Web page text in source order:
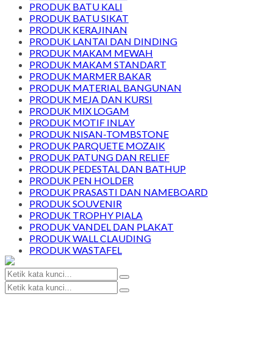
PRODUK BATU KALI
PRODUK BATU SIKAT
PRODUK KERAJINAN
PRODUK LANTAI DAN DINDING
PRODUK MAKAM MEWAH
PRODUK MAKAM STANDART
PRODUK MARMER BAKAR
PRODUK MATERIAL BANGUNAN
PRODUK MEJA DAN KURSI
PRODUK MIX LOGAM
PRODUK MOTIF INLAY
PRODUK NISAN-TOMBSTONE
PRODUK PARQUETE MOZAIK
PRODUK PATUNG DAN RELIEF
PRODUK PEDESTAL DAN BATHUP
PRODUK PEN HOLDER
PRODUK PRASASTI DAN NAMEBOARD
PRODUK SOUVENIR
PRODUK TROPHY PIALA
PRODUK VANDEL DAN PLAKAT
PRODUK WALL CLAUDING
PRODUK WASTAFEL